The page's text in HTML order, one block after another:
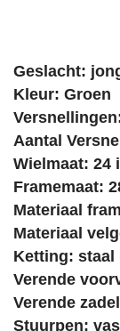
Geslacht:
Kleur: Groen
Aantal
Wielmaat: 24
Framemaat:
Materiaal
Materiaal
Ketting: staal
Verende
Verende
Stuurpen: